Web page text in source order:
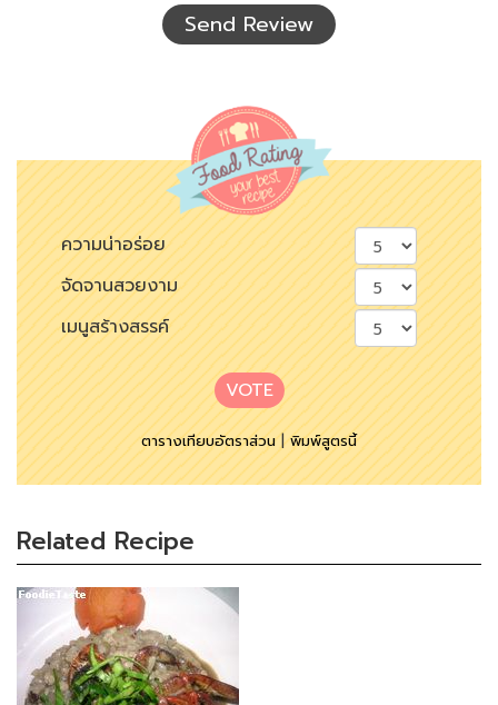
Send Review
ความน่าอร่อย
จัดจานสวยงาม
เมนูสร้างสรรค์
VOTE
ตารางเทียบอัตราส่วน|พิมพ์สูตรนี้
Related Recipe